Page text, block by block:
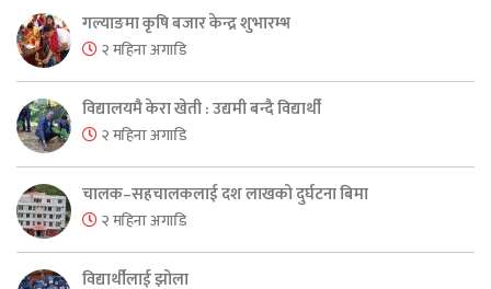
गल्याङमा कृषि बजार केन्द्र शुभारम्भ
२ महिना अगाडि
विद्यालयमै केरा खेती : उद्यमी बन्दै विद्यार्थी
२ महिना अगाडि
चालक–सहचालकलाई दश लाखको दुर्घटना बिमा
२ महिना अगाडि
विद्यार्थीलाई झोला